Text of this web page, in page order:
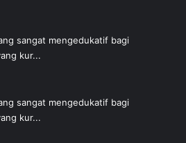
sangat mengedukatif bagi
kur...
sangat mengedukatif bagi
kur...